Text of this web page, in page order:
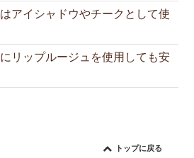
い香りが特徴です。
めに、まず ミラグロ
でやさしく
な角質を取り除きます。次に、
グ リップバター で唇を保湿し、
ッシュオフしてなめらかなベース
アイシャドウやチークとして使
チークとして使用し、自然な血色
できます。ただし、アイシャド
リップルージュを使用しても安
ず製品ラベルをご確認ください。
トップに戻る